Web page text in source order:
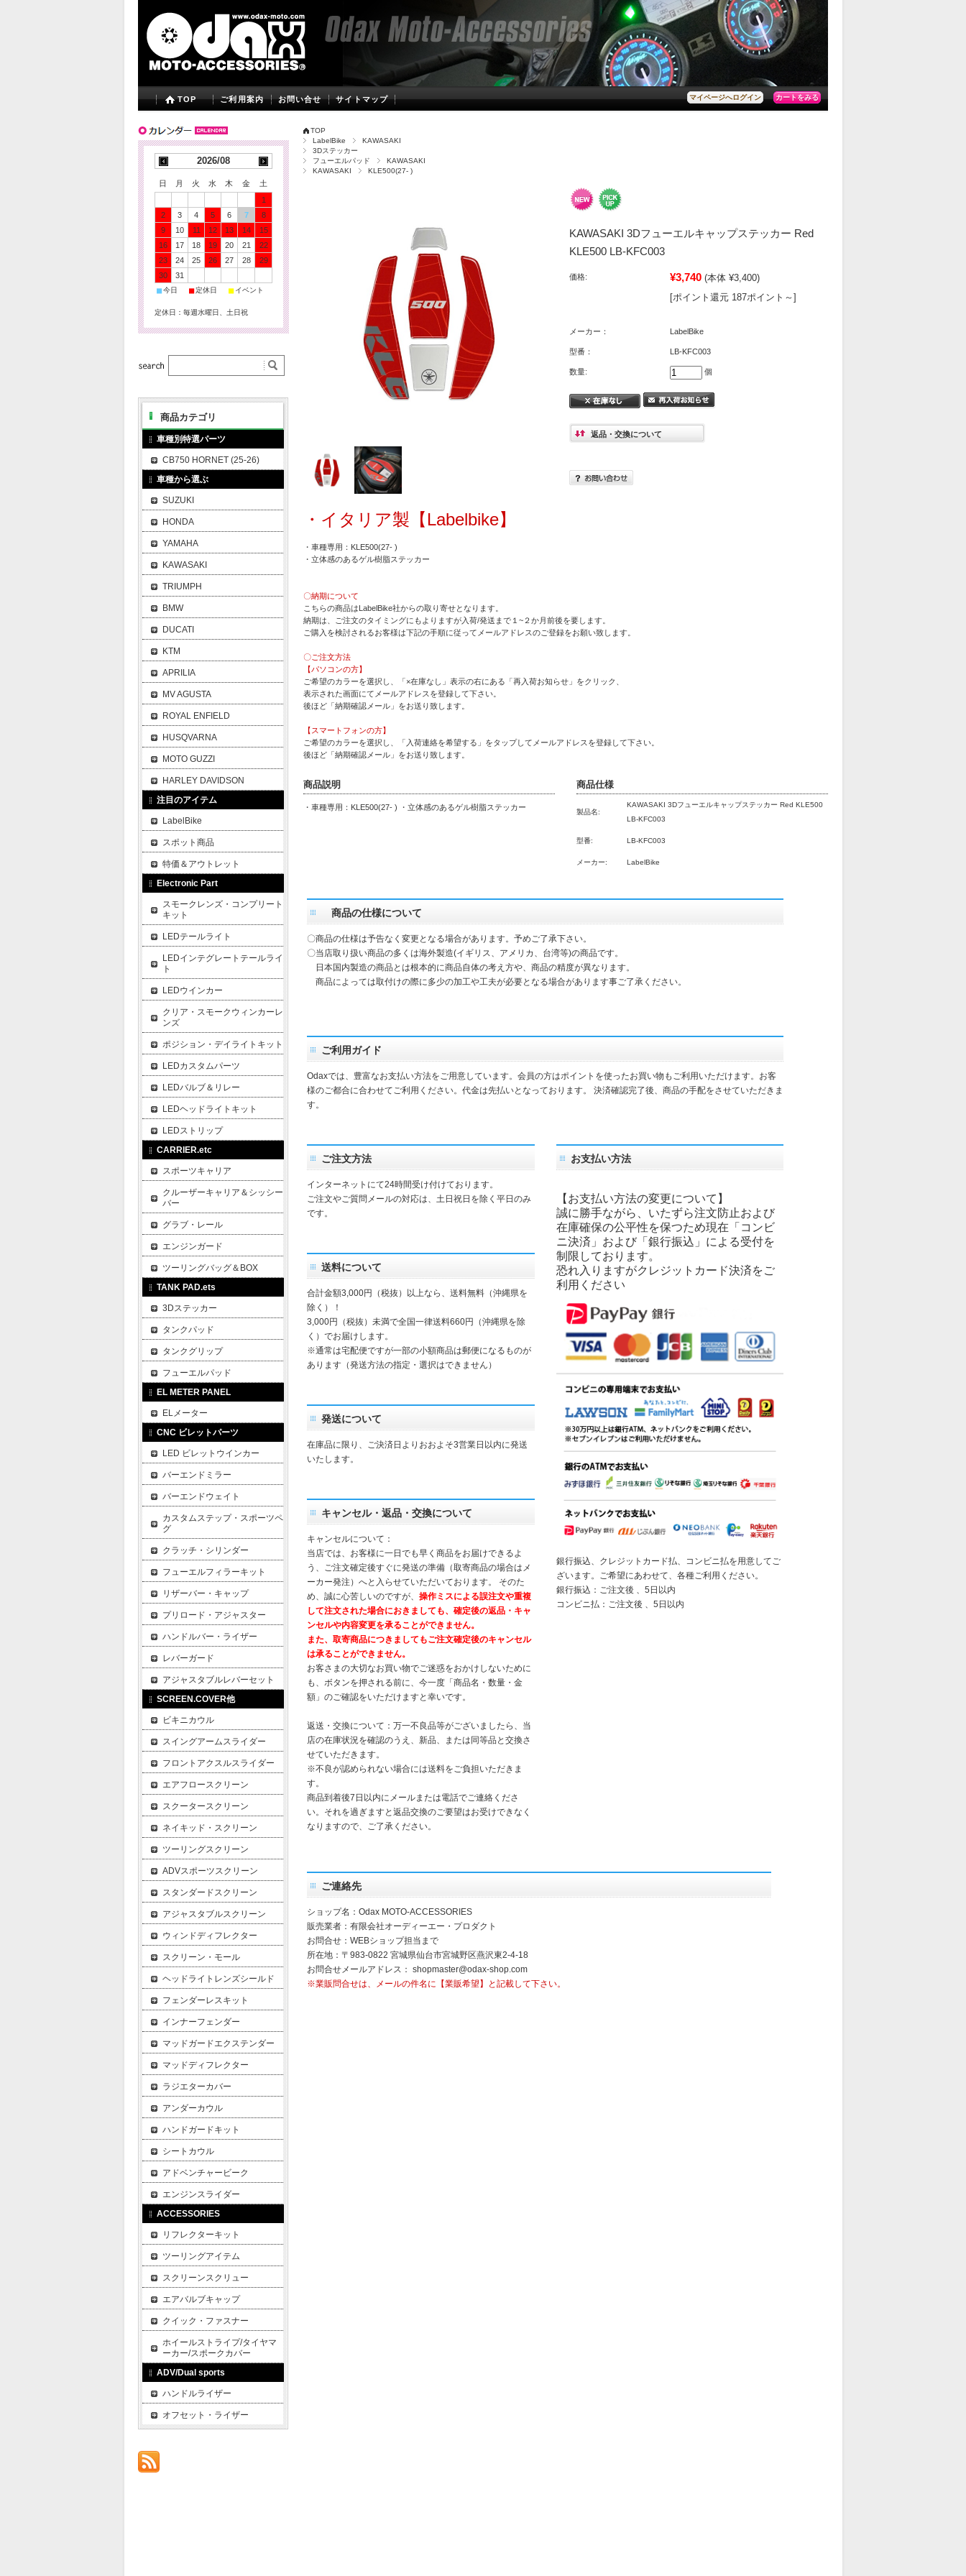
マイページへログイン カートをみる
TOP ご利用案内 お問い合せ サイトマップ
TOP
LabelBike
KAWASAKI
3Dステッカー
フューエルパッド
KAWASAKI
KAWASAKI
KLE500(27- )
KAWASAKI 3Dフューエルキャップステッカー Red
KLE500 LB-KFC003
価格: ¥3,740 (本体 ¥3,400)
[ポイント還元 187ポイント～]
メーカー： LabelBike
型番： LB-KFC003
数量: 個
返品・交換について
・イタリア製【Labelbike】
・車種専用：KLE500(27- )
・立体感のあるゲル樹脂ステッカー
〇納期について
こちらの商品はLabelBike社からの取り寄せとなります。
納期は、ご注文のタイミングにもよりますが入荷/発送まで１~２か月前後を要します。
ご購入を検討されるお客様は下記の手順に従ってメールアドレスのご登録をお願い致します。
〇ご注文方法
【パソコンの方】
ご希望のカラーを選択し、「×在庫なし」表示の右にある「再入荷お知らせ」をクリック、
表示された画面にてメールアドレスを登録して下さい。
後ほど「納期確認メール」をお送り致します。
【スマートフォンの方】
ご希望のカラーを選択し、「入荷連絡を希望する」をタップしてメールアドレスを登録して下さい。
後ほど「納期確認メール」をお送り致します。
商品説明
・車種専用：KLE500(27- ) ・立体感のあるゲル樹脂ステッカー
商品仕様
製品名:
KAWASAKI 3Dフューエルキャップステッカー Red KLE500
LB-KFC003
型番: LB-KFC003
メーカー: LabelBike
商品の仕様について
〇商品の仕様は予告なく変更となる場合があります。予めご了承下さい。
〇当店取り扱い商品の多くは海外製造(イギリス、アメリカ、台湾等)の商品です。
日本国内製造の商品とは根本的に商品自体の考え方や、商品の精度が異なります。
商品によっては取付けの際に多少の加工や工夫が必要となる場合があります事ご了承ください。
ご利用ガイド
Odaxでは、豊富なお支払い方法をご用意しています。会員の方はポイントを使ったお買い物もご利用いただけます。お客
様のご都合に合わせてご利用ください。代金は先払いとなっております。 決済確認完了後、商品の手配をさせていただきま
す。
ご注文方法
インターネットにて24時間受け付けております。
ご注文やご質問メールの対応は、土日祝日を除く平日のみ
です。
送料について
合計金額3,000円（税抜）以上なら、送料無料（沖縄県を
除く）！
3,000円（税抜）未満で全国一律送料660円（沖縄県を除
く）でお届けします。
※通常は宅配便ですが一部の小額商品は郵便になるものが
あります（発送方法の指定・選択はできません）
発送について
在庫品に限り、ご決済日よりおおよそ3営業日以内に発送
いたします。
キャンセル・返品・交換について
キャンセルについて：
当店では、お客様に一日でも早く商品をお届けできるよ
う、ご注文確定後すぐに発送の準備（取寄商品の場合はメ
ーカー発注）へと入らせていただいております。 そのた
め、誠に心苦しいのですが、 操作ミスによる誤注文や重複
して注文された場合におきましても、確定後の返品・キャ
ンセルや内容変更を承ることができません。
また、取寄商品につきましてもご注文確定後のキャンセル
は承ることができません。
お客さまの大切なお買い物でご迷惑をおかけしないために
も、ボタンを押される前に、今一度「商品名・数量・金
額」のご確認をいただけますと幸いです。
返送・交換について：万一不良品等がございましたら、当
店の在庫状況を確認のうえ、新品、または同等品と交換さ
せていただきます。
※不良が認められない場合には送料をご負担いただきま
す。
商品到着後7日以内にメールまたは電話でご連絡くださ
い。それを過ぎますと返品交換のご要望はお受けできなく
なりますので、ご了承ください。
お支払い方法
【お支払い方法の変更について】
誠に勝手ながら、いたずら注文防止および
在庫確保の公平性を保つため現在「コンビ
ニ決済」および「銀行振込」による受付を
制限しております。
恐れ入りますがクレジットカード決済をご
利用ください
銀行振込、クレジットカード払、コンビニ払を用意してご
ざいます。ご希望にあわせて、各種ご利用ください。
銀行振込：ご注文後 、5日以内
コンビニ払：ご注文後 、5日以内
ご連絡先
ショップ名：Odax MOTO-ACCESSORIES
販売業者：有限会社オーディーエー・プロダクト
お問合せ：WEBショップ担当まで
所在地：〒983-0822 宮城県仙台市宮城野区燕沢東2-4-18
お問合せメールアドレス： shopmaster@odax-shop.com
※業販問合せは、メールの件名に【業販希望】と記載して下さい。
2026/08
日 月 火 水 木 金
土
1
2
3 4 5 6 7
8
9
10 11 12 13 14
15
16
17 18 19 20 21
22
23
24 25 26 27 28
29
30
31
■ 今日 ■ 定休日 ■ イベント
定休日：毎週水曜日、土日祝
商品カテゴリ
車種別特選パーツ
CB750 HORNET (25-26)
車種から選ぶ
SUZUKI
HONDA
YAMAHA
KAWASAKI
TRIUMPH
BMW
DUCATI
KTM
APRILIA
MV AGUSTA
ROYAL ENFIELD
HUSQVARNA
MOTO GUZZI
HARLEY DAVIDSON
注目のアイテム
LabelBike
スポット商品
特価＆アウトレット
Electronic Part
スモークレンズ・コンプリート
キット
LEDテールライト
LEDインテグレートテールライ
ト
LEDウインカー
クリア・スモークウィンカーレ
ンズ
ポジション・デイライトキット
LEDカスタムパーツ
LEDバルブ＆リレー
LEDヘッドライトキット
LEDストリップ
CARRIER.etc
スポーツキャリア
クルーザーキャリア＆シッシー
バー
グラブ・レール
エンジンガード
ツーリングバッグ＆BOX
TANK PAD.ets
3Dステッカー
タンクパッド
タンクグリップ
フューエルパッド
EL METER PANEL
ELメーター
CNC ビレットパーツ
LED ビレットウインカー
バーエンドミラー
バーエンドウェイト
カスタムステップ・スポーツペ
グ
クラッチ・シリンダー
フューエルフィラーキット
リザーバー・キャップ
プリロード・アジャスター
ハンドルバー・ライザー
レバーガード
アジャスタブルレバーセット
SCREEN.COVER他
ビキニカウル
スイングアームスライダー
フロントアクスルスライダー
エアフロースクリーン
スクータースクリーン
ネイキッド・スクリーン
ツーリングスクリーン
ADVスポーツスクリーン
スタンダードスクリーン
アジャスタブルスクリーン
ウィンドディフレクター
スクリーン・モール
ヘッドライトレンズシールド
フェンダーレスキット
インナーフェンダー
マッドガードエクステンダー
マッドディフレクター
ラジエターカバー
アンダーカウル
ハンドガードキット
シートカウル
アドベンチャービーク
エンジンスライダー
ACCESSORIES
リフレクターキット
ツーリングアイテム
スクリーンスクリュー
エアバルブキャップ
クイック・ファスナー
ホイールストライプ/タイヤマ
ーカー/スポークカバー
ADV/Dual sports
ハンドルライザー
オフセット・ライザー